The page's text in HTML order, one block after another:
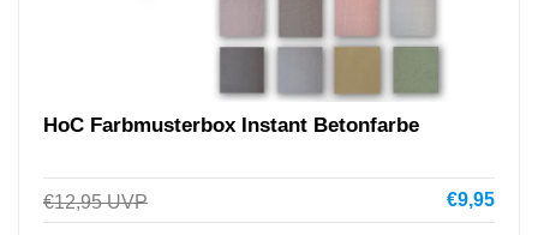
HoC Farbmusterbox Instant Betonfarbe
€12,95UVP €9,95